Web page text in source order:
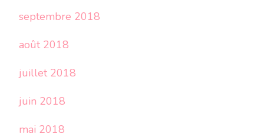
septembre 2018
août 2018
juillet 2018
juin 2018
mai 2018